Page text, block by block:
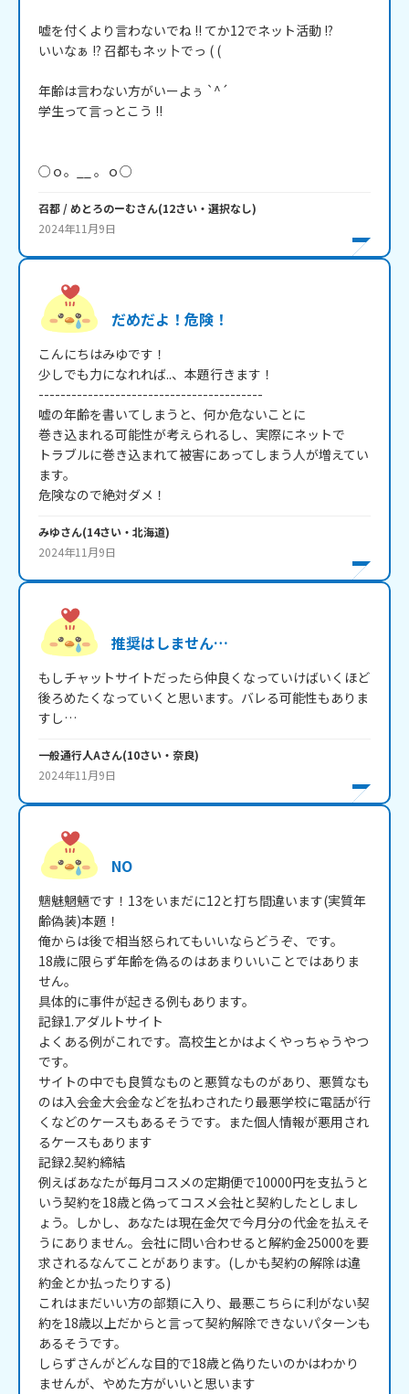
嘘を付くより言わないでね !! てか12でネット活動 !?
いいなぁ !? 召都もネッ卜でっ ( (
年齢は言わない方がいーよぅ `^´
学生って言っとこう !!
○ｏ。__ 。ｏ○
召都 / めとろのーむさん(12さい・ 選択なし)
2024年11月9日
だめだよ！危険！
こんにちはみゆです！
少しでも力になれれば..、本題行きます！
-----------------------------------------
嘘の年齢を書いてしまうと、何か危ないことに
巻き込まれる可能性が考えられるし、実際にネットで
トラブルに巻き込まれて被害にあってしまう人が増えてい
ます。
危険なので絶対ダメ！
みゆさん(14さい・ 北海道)
2024年11月9日
推奨はしません…
もしチャットサイトだったら仲良くなっていけばいくほど
後ろめたくなっていくと思います。バレる可能性もありま
すし…
一般通行人Aさん(10さい・ 奈良)
2024年11月9日
NO
魑魅魍魎です！13をいまだに12と打ち間違います(実質年
齢偽装)本題！
俺からは後で相当怒られてもいいならどうぞ、です。
18歳に限らず年齢を偽るのはあまりいいことではありま
せん。
具体的に事件が起きる例もあります。
記録1.アダルトサイト
よくある例がこれです。高校生とかはよくやっちゃうやつ
です。
サイトの中でも良質なものと悪質なものがあり、悪質なも
のは入会金大会金などを払わされたり最悪学校に電話が行
くなどのケースもあるそうです。また個人情報が悪用され
るケースもあります
記録2.契約締結
例えばあなたが毎月コスメの定期便で10000円を支払うと
いう契約を18歳と偽ってコスメ会社と契約したとしまし
ょう。しかし、あなたは現在金欠で今月分の代金を払えそ
うにありません。会社に問い合わせると解約金25000を要
求されるなんてことがあります。(しかも契約の解除は違
約金とか払ったりする)
これはまだいい方の部類に入り、最悪こちらに利がない契
約を18歳以上だからと言って契約解除できないパターンも
あるそうです。
しらずさんがどんな目的で18歳と偽りたいのかはわかり
ませんが、やめた方がいいと思います